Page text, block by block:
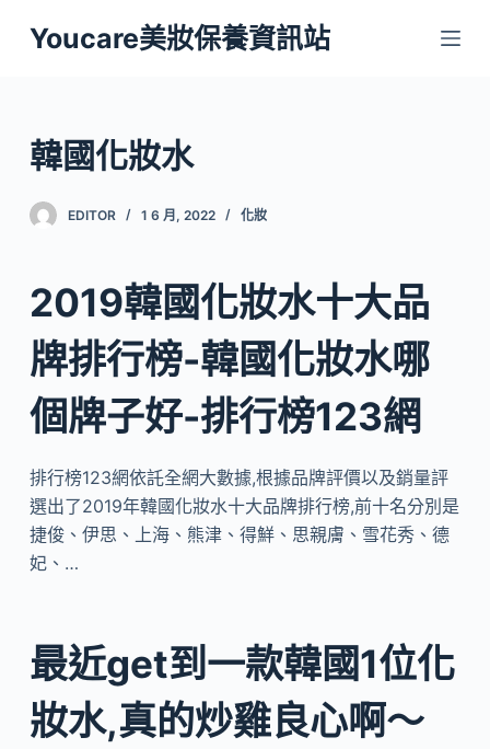
跳
至
內
容
Youcare美妝保養資訊站
韓國化妝水
EDITOR 1 6 月, 2022 化妝
2019韓國化妝水十大品
牌排行榜-韓國化妝水哪
個牌子好-排行榜123網
排行榜123網依託全網大數據,根據品牌評價以及銷量評
選出了2019年韓國化妝水十大品牌排行榜,前十名分別是
捷俊、伊思、上海、熊津、得鮮、思親膚、雪花秀、德
妃、…
最近get到一款韓國1位化
妝水,真的炒雞良心啊～